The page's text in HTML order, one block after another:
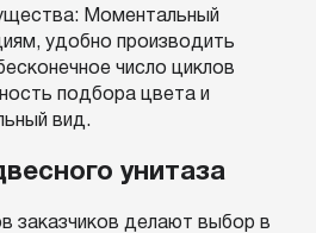
Моментальный
удобно производить
число циклов
подбора цвета и
вид.
унитаза
заказчиков делают выбор в